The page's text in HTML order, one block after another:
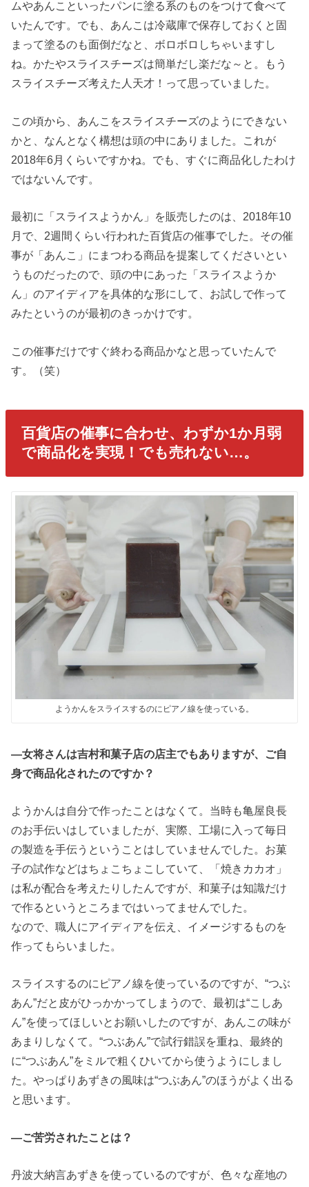
ムやあんこといったパンに塗る系のものをつけて食べて
いたんです。でも、あんこは冷蔵庫で保存しておくと固
まって塗るのも面倒だなと、ボロボロしちゃいますし
ね。かたやスライスチーズは簡単だし楽だな～と。もう
スライスチーズ考えた人天才！って思っていました。
この頃から、あんこをスライスチーズのようにできない
かと、なんとなく構想は頭の中にありました。これが
2018年6月くらいですかね。でも、すぐに商品化したわけ
ではないんです。
最初に「スライスようかん」を販売したのは、2018年10
月で、2週間くらい行われた百貨店の催事でした。その催
事が「あんこ」にまつわる商品を提案してくださいとい
うものだったので、頭の中にあった「スライスようか
ん」のアイディアを具体的な形にして、お試しで作って
みたというのが最初のきっかけです。
この催事だけですぐ終わる商品かなと思っていたんで
す。（笑）
百貨店の催事に合わせ、わずか1か月弱
で商品化を実現！でも売れない…。
ようかんをスライスするのにピアノ線を使っている。
―女将さんは吉村和菓子店の店主でもありますが、ご自
身で商品化されたのですか？
ようかんは自分で作ったことはなくて。当時も亀屋良長
のお手伝いはしていましたが、実際、工場に入って毎日
の製造を手伝うということはしていませんでした。お菓
子の試作などはちょこちょこしていて、「焼きカカオ」
は私が配合を考えたりしたんですが、和菓子は知識だけ
で作るというところまではいってませんでした。
なので、職人にアイディアを伝え、イメージするものを
作ってもらいました。
スライスするのにピアノ線を使っているのですが、“つぶ
あん”だと皮がひっかかってしまうので、最初は“こしあ
ん”を使ってほしいとお願いしたのですが、あんこの味が
あまりしなくて。“つぶあん”で試行錯誤を重ね、最終的
に“つぶあん”をミルで粗くひいてから使うようにしまし
た。やっぱりあずきの風味は“つぶあん”のほうがよく出る
と思います。
―ご苦労されたことは？
丹波大納言あずきを使っているのですが、色々な産地の